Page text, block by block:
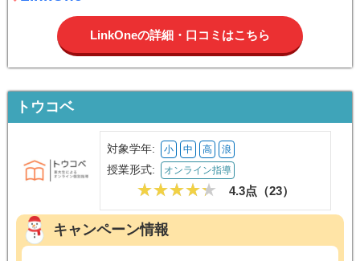
LinkOneの詳細・口コミはこちら
トウコベ
対象学年: 小 中 高 浪
授業形式: オンライン指導
4.3点（23）
キャンペーン情報